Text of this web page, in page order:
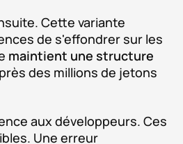
Cette variante
de s'effondrer sur les
maintient une structure
des millions de jetons
aux développeurs. Ces
Une erreur